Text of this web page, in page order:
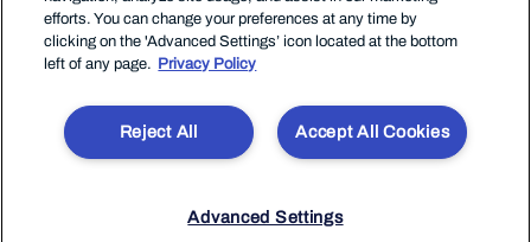
efforts. You can change your preferences at any time by
clicking on the 'Advanced Settings’ icon located at the bottom
left of any page.
Privacy Policy
Accept All Cookies
Reject All
Advanced Settings